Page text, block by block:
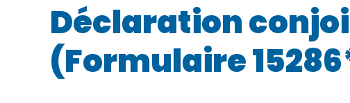
Déclaration
(Formulaire